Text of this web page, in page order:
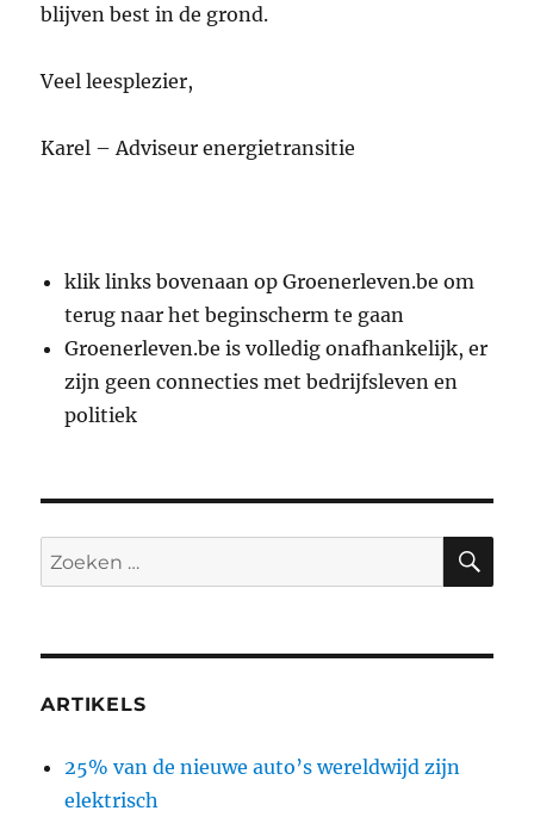
blijven best in de grond.
Veel leesplezier,
Karel – Adviseur energietransitie
klik links bovenaan op Groenerleven.be om
terug naar het beginscherm te gaan
Groenerleven.be is volledig onafhankelijk, er
zijn geen connecties met bedrijfsleven en
politiek
Zoeken
naar:
ARTIKELS
25% van de nieuwe auto’s wereldwijd zijn
elektrisch